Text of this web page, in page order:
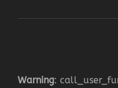
Warning: